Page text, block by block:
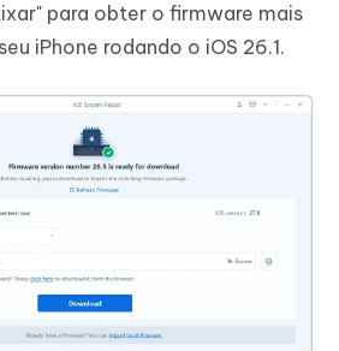
para obter o firmware mais
iPhone rodando o iOS 26.1.